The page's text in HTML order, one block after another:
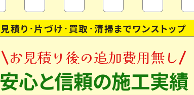
見積り･片づけ･買取･清掃までワンストップ
お見積り後の追加費用無し
安心と信頼の施工実績